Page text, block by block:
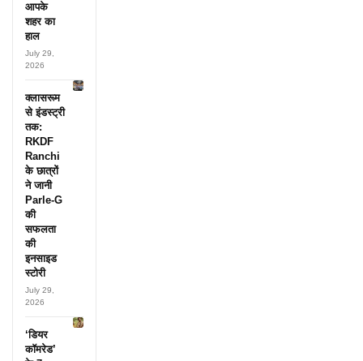
आपके
शहर का
हाल
July 29,
2026
क्लासरूम
से इंडस्ट्री
तक:
RKDF
Ranchi
के छात्रों
ने जानी
Parle-G
की
सफलता
की
इनसाइड
स्टोरी
July 29,
2026
‘डियर
कॉमरेड’